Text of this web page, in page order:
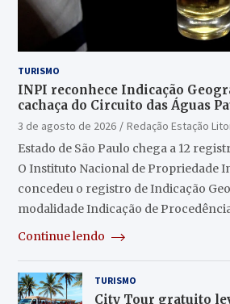
TURISMO
INPI reconhece Indicação
cachaça do Circuito das Águas
3 de agosto de 2026
Redação Estação
Estado de São Paulo chega a 12
O Instituto Nacional de Propriedade
concedeu o registro de Indicação
modalidade Indicação de
Continue lendo
TURISMO
City Tour gratuito